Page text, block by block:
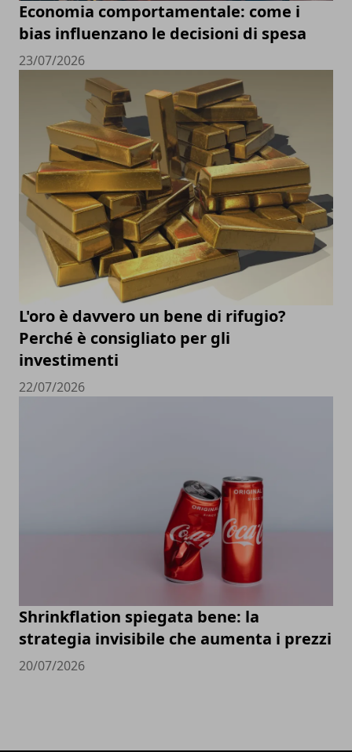
Economia comportamentale: come i
bias influenzano le decisioni di spesa
23/07/2026
L'oro è davvero un bene di rifugio?
Perché è consigliato per gli
investimenti
22/07/2026
Shrinkflation spiegata bene: la
strategia invisibile che aumenta i prezzi
20/07/2026